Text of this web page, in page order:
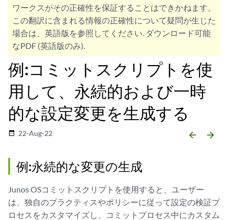
ワークスがその正確性を保証することはできかねます。
この翻訳に含まれる情報の正確性について疑問が生じた
場合は、英語版を参照してください. ダウンロード可能
なPDF (英語版のみ).
例:コミットスクリプトを使
用して、永続的および一時
的な設定変更を生成する
date_range 22-Aug-22 arrow_backward arrow_forward
例:永続的な変更の生成
Junos OSコミットスクリプトを使用すると、ユーザー
は、独自のプラクティスやポリシーに従って設定の検証プ
ロセスをカスタマイズし、コミットプロセス中にカスタム